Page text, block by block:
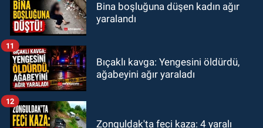
Bina boşluğuna düşen kadın ağır
yaralandı
Bıçaklı kavga: Yengesini öldürdü,
ağabeyini ağır yaraladı
11
Zonguldak'ta feci kaza: 4 yaralı
12